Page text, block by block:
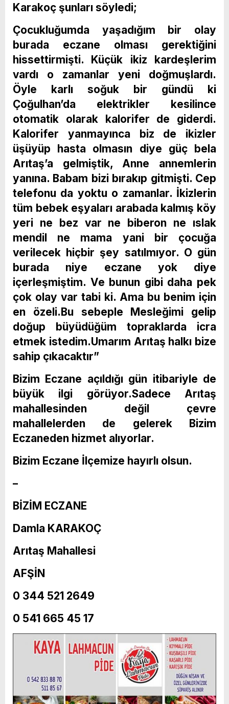
Karakoç şunları söyledi;
Çocukluğumda yaşadığım bir olay
burada eczane olması gerektiğini
hissettirmişti. Küçük ikiz kardeşlerim
vardı o zamanlar yeni doğmuşlardı.
Öyle karlı soğuk bir gündü ki
Çoğulhan’da elektrikler kesilince
otomatik olarak kalorifer de giderdi.
Kalorifer yanmayınca biz de ikizler
üşüyüp hasta olmasın diye güç bela
Arıtaş’a gelmiştik, Anne annemlerin
yanına. Babam bizi bırakıp gitmişti. Cep
telefonu da yoktu o zamanlar. İkizlerin
tüm bebek eşyaları arabada kalmış köy
yeri ne bez var ne biberon ne ıslak
mendil ne mama yani bir çocuğa
verilecek hiçbir şey satılmıyor. O gün
burada niye eczane yok diye
içerleşmiştim. Ve bunun gibi daha pek
çok olay var tabi ki. Ama bu benim için
en özeli.Bu sebeple Mesleğimi gelip
doğup büyüdüğüm topraklarda icra
etmek istedim.Umarım Arıtaş halkı bize
sahip çıkacaktır”
Bizim Eczane açıldığı gün itibariyle de
büyük ilgi görüyor.Sadece Arıtaş
mahallesinden değil çevre
mahallelerden de gelerek Bizim
Eczaneden hizmet alıyorlar.
Bizim Eczane İlçemize hayırlı olsun.
–
BİZİM ECZANE
Damla KARAKOÇ
Arıtaş Mahallesi
AFŞİN
0 344 521 2649
0 541 665 45 17